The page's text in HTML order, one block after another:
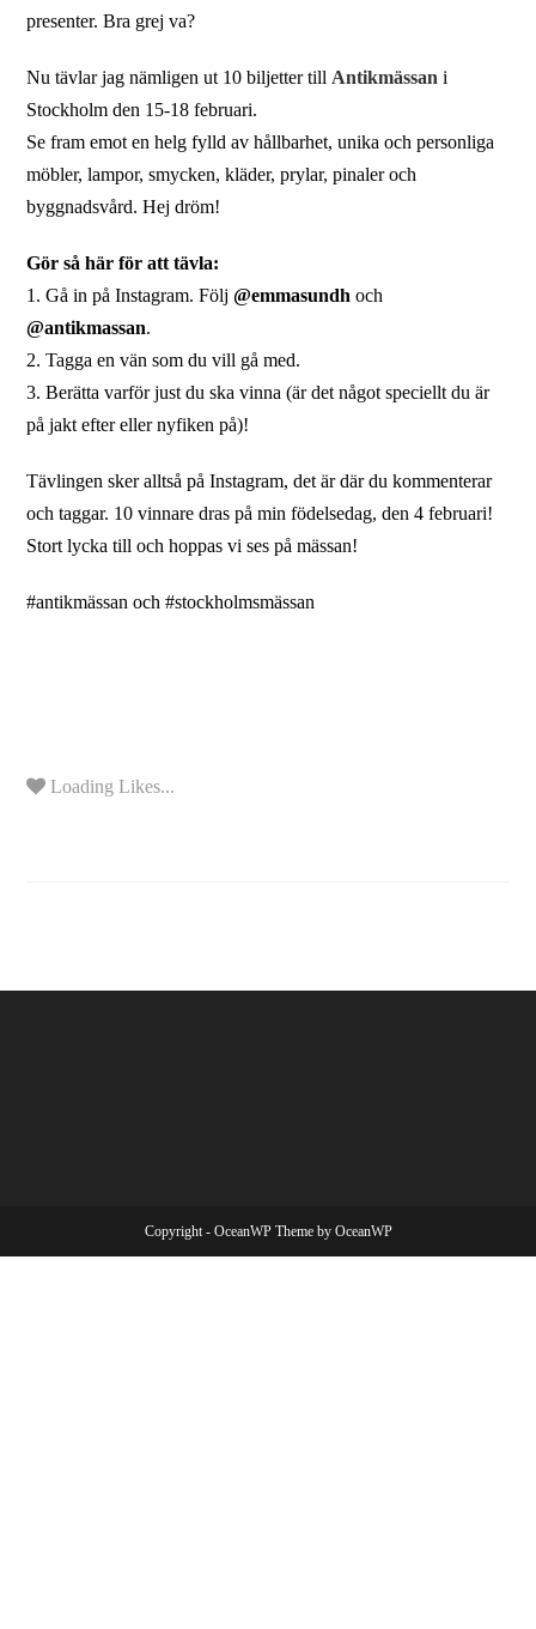
presenter. Bra grej va?
Nu tävlar jag nämligen ut 10 biljetter till Antikmässan i
Stockholm den 15-18 februari.
Se fram emot en helg fylld av hållbarhet, unika och personliga
möbler, lampor, smycken, kläder, prylar, pinaler och
byggnadsvård. Hej dröm!
Gör så här för att tävla:
1. Gå in på Instagram. Följ@emmasundh och
@antikmassan.
2. Tagga en vän som du vill gå med.
3. Berätta varför just du ska vinna (är det något speciellt du är
på jakt efter eller nyfiken på)!
Tävlingen sker alltså på Instagram, det är där du kommenterar
och taggar. 10 vinnare dras på min födelsedag, den 4 februari!
Stort lycka till och hoppas vi ses på mässan!
#antikmässan och #stockholmsmässan
Loading Likes...
Copyright - OceanWP Theme by OceanWP